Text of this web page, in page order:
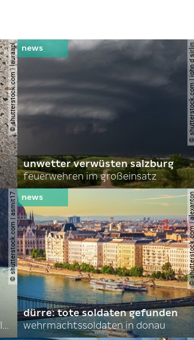
© shutterstock.com | lauraapl ©
unwetter verwüsten salzburg
feuerwehren im großeinsatz
© shutterstock.com | asmit17
nordkoreas sommerliche empfehlungen
©
dürre: tote soldaten gefunden
wehrmachtssoldaten in donau